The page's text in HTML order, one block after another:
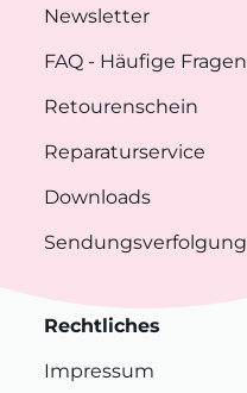
Newsletter
FAQ - Häufige Fragen
Retourenschein
Reparaturservice
Downloads
Sendungsverfolgung
Rechtliches
Impressum